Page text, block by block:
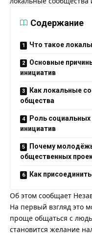
Содержание
Что такое
Основные
инициатив
Как локальные
общества
Роль социальных
инициатив
Почему молодёжь
общественных
Как
Об этом сообщает
На первый взгляд это
проще общаться с
становится желание